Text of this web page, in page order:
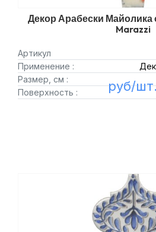
Декор Арабески Майолика
Marazzi
Артикул
Применение :
Размер, см :
Поверхность :
руб/